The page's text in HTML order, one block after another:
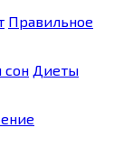
Правильное
сон Диеты